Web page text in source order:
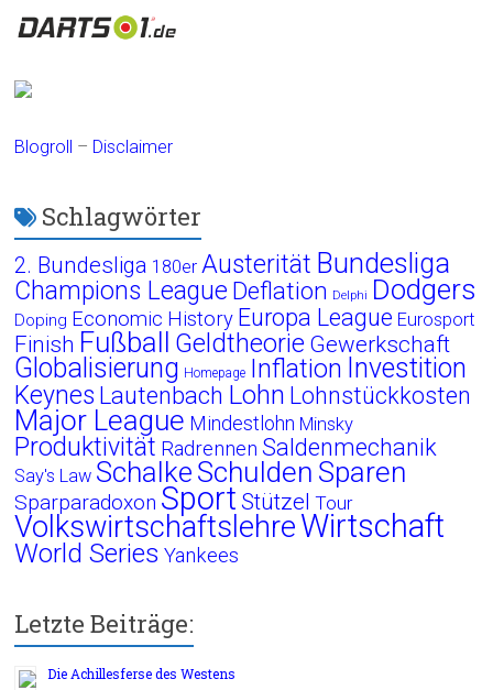
Blogroll – Disclaimer
Schlagwörter
2. Bundesliga 180er Austerität Bundesliga
Champions League Deflation Delphi Dodgers
Doping Economic History Europa League Eurosport
Finish Fußball Geldtheorie Gewerkschaft
Globalisierung Homepage Inflation Investition
Keynes Lautenbach Lohn Lohnstückkosten
Major League Mindestlohn Minsky
Produktivität Radrennen Saldenmechanik
Say's Law Schalke Schulden Sparen
Sparparadoxon Sport Stützel Tour
VolkswirtschaftslehreWirtschaft
World Series Yankees
Letzte Beiträge:
Die Achillesferse des Westens